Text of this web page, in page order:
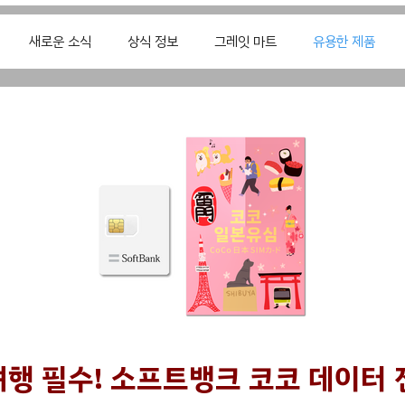
새로운 소식 상식 정보 그레잇 마트 유용한 제품
필수! 소프트뱅크 코코 데이터